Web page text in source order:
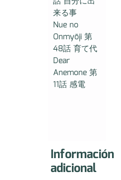
来る事
Nue no
Onmyōji 第
48話 育て代
Dear
Anemone 第
11話 感電
Información
adicional